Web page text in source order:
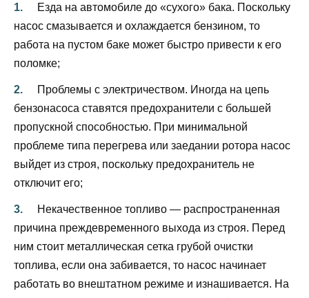
Езда на автомобиле до «сухого» бака. Поскольку
насос смазывается и охлаждается бензином, то
работа на пустом баке может быстро привести к его
поломке;
Проблемы с электричеством. Иногда на цепь
бензонасоса ставятся предохранители с большей
пропускной способностью. При минимальной
проблеме типа перегрева или заедании ротора насос
выйдет из строя, поскольку предохранитель не
отключит его;
Некачественное топливо — распространенная
причина преждевременного выхода из строя. Перед
ним стоит металлическая сетка грубой очистки
топлива, если она забивается, то насос начинает
работать во внештатном режиме и изнашивается. На